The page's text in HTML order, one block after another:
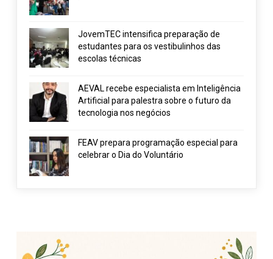
JovemTEC intensifica preparação de
estudantes para os vestibulinhos das
escolas técnicas
AEVAL recebe especialista em Inteligência
Artificial para palestra sobre o futuro da
tecnologia nos negócios
FEAV prepara programação especial para
celebrar o Dia do Voluntário